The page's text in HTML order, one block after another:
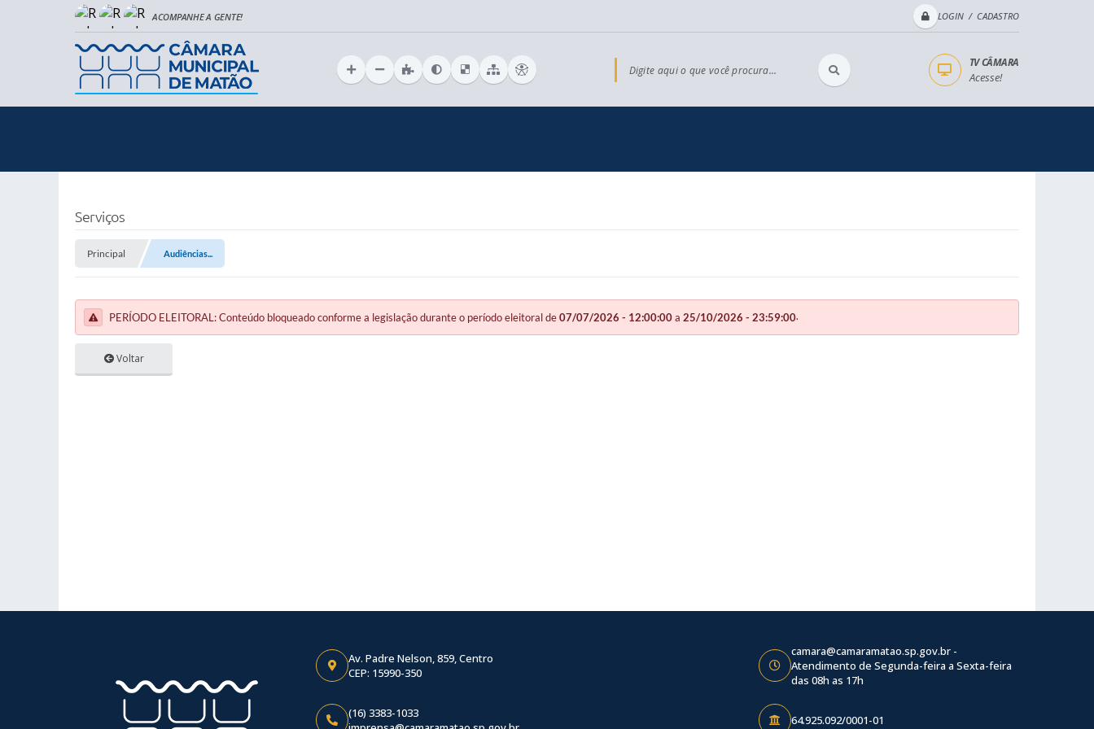
LOGIN / CADASTRO
Digite aqui o que você procura...
TV CÂMARA
Acesse!
Serviços
Principal Audiências...
PERÍODO ELEITORAL: Conteúdo bloqueado conforme a legislação durante o período eleitoral de07/07/2026 - 12:00:00a 25/10/2026 - 23:59:00.
Voltar
Av. Padre Nelson, 859, Centro
CEP: 15990-350
(16) 3383-1033
camara@camaramatao.sp.gov.br -
Atendimento de Segunda-feira a Sexta-feira
das 08h as 17h
64.925.092/0001-01